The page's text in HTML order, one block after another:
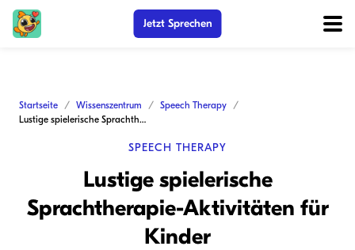
Jetzt Sprechen
Startseite Wissenszentrum
Speech Therapy
Lustige spielerische Sprachtherapie-Aktivitäten für Kinder
SPEECH THERAPY
Lustige spielerische
Sprachtherapie-Aktivitäten für
Kinder